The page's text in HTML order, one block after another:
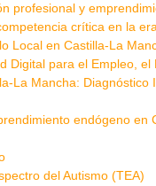
profesional y
crítica en la
Local en Castilla-La
Digital para el Empleo,
La Mancha:
endógeno en
del Autismo (TEA)